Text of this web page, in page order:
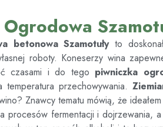
betonowa Szamotułyto
roboty. Koneserzy wina
czasami i do tego piwniczka
temperatura przechowywania.
Znawcy tematu mówią, że
procesów fermentacji i dojrzewania,